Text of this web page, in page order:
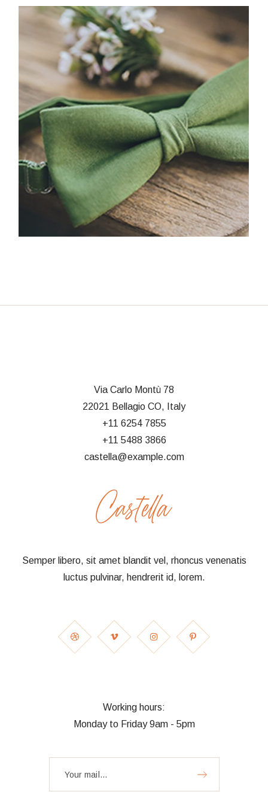
Via Carlo Montù 78
22021 Bellagio CO, Italy
+11 6254 7855
+11 5488 3866
castella@example.com
Semper libero, sit amet blandit vel, rhoncus venenatis
luctus pulvinar, hendrerit id, lorem.
Working hours:
Monday to Friday 9am - 5pm